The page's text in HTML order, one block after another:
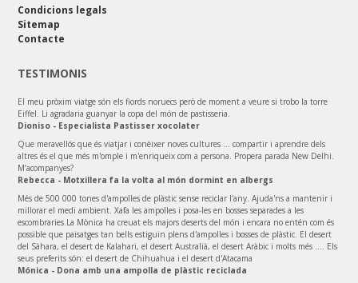
Condicions legals
Sitemap
Contacte
TESTIMONIS
El meu pròxim viatge són els fiords noruecs però de moment a veure si trobo la torre
Eiffel. Li agradaria guanyar la copa del món de pastisseria.
Dioniso - Especialista Pastisser xocolater
Que meravellós que és viatjar i conèixer noves cultures ... compartir i aprendre dels
altres és el que més m'omple i m'enriqueix com a persona. Propera parada New Delhi.
M’acompanyes?
Rebecca - Motxillera fa la volta al món dormint en albergs
Més de 500 000 tones d'ampolles de plàstic sense reciclar l'any. Ajuda'ns a mantenir i
millorar el medi ambient. Xafa les ampolles i posa-les en bosses separades a les
escombraries.La Mònica ha creuat els majors deserts del món i encara no entén com és
possible que paisatges tan bells estiguin plens d'ampolles i bosses de plàstic. El desert
del Sàhara, el desert de Kalahari, el desert Australià, el desert Aràbic i molts més .... Els
seus preferits són: el desert de Chihuahua i el desert d'Atacama
Mónica - Dona amb una ampolla de plàstic reciclada